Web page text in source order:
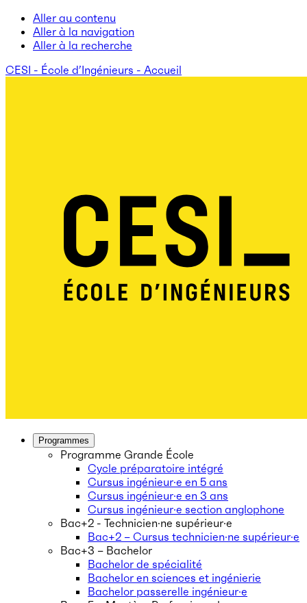
Aller au contenu
Aller à la navigation
Aller à la recherche
CESI - École d’Ingénieurs - Accueil
Programmes
Programme Grande École
Cycle préparatoire intégré
Cursus ingénieur·e en 5 ans
Cursus ingénieur·e en 3 ans
Cursus ingénieur·e section anglophone
Bac+2 - Technicien·ne supérieur·e
Bac+2 – Cursus technicien·ne supérieur·e
Bac+3 – Bachelor
Bachelor de spécialité
Bachelor en sciences et ingénierie
Bachelor passerelle ingénieur·e